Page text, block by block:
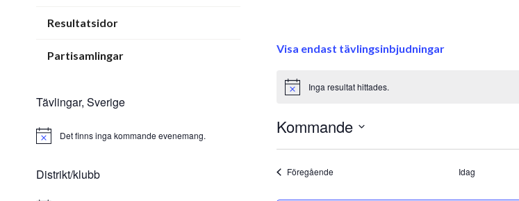
Resultatsidor
Partisamlingar
Tävlingar, Sverige
Notice Det finns inga kommande evenemang.
Distrikt/klubb
Visa endast tävlingsinbjudningar
Notice Inga resultat hittades.
Kommande
FöregåendeEvenemang Idag